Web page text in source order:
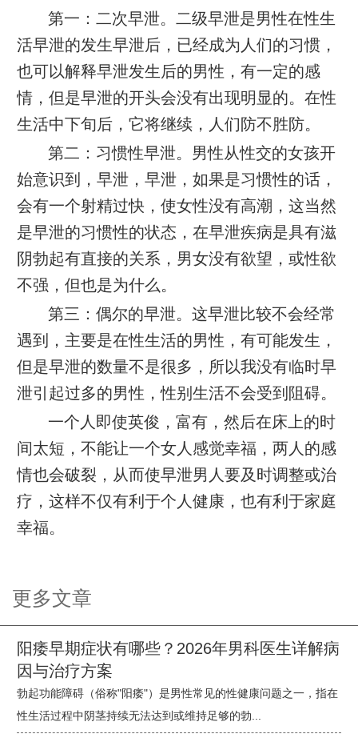
第一：二次早泄。二级早泄是男性在性生
活早泄的发生早泄后，已经成为人们的习惯，
也可以解释早泄发生后的男性，有一定的感
情，但是早泄的开头会没有出现明显的。在性
生活中下旬后，它将继续，人们防不胜防。
第二：习惯性早泄。男性从性交的女孩开
始意识到，早泄，早泄，如果是习惯性的话，
会有一个射精过快，使女性没有高潮，这当然
是早泄的习惯性的状态，在早泄疾病是具有滋
阴勃起有直接的关系，男女没有欲望，或性欲
不强，但也是为什么。
第三：偶尔的早泄。这早泄比较​​不会经常
遇到，主要是在性生活的男性，有可能发生，
但是早泄的数量不是很多，所以我没有临时早
泄引起过多的男性，性别生活不会受到阻碍。
一个人即使英俊，富有，然后在床上的时
间太短，不能让一个女人感觉幸福，两人的感
情也会破裂，从而使早泄男人要及时调整或治
疗，这样不仅有利于个人健康，也有利于家庭
幸福。
更多文章
阳痿早期症状有哪些？2026年男科医生详解病
因与治疗方案
勃起功能障碍（俗称"阳痿"）是男性常见的性健康问题之一，指在
性生活过程中阴茎持续无法达到或维持足够的勃...